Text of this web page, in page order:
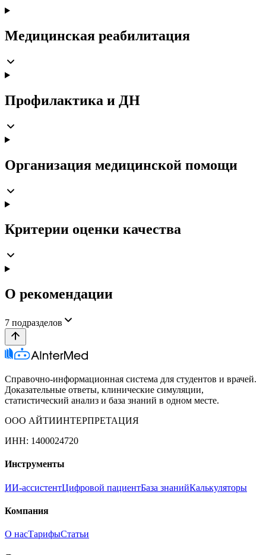
Медицинская реабилитация
Профилактика и ДН
Организация медицинской помощи
Критерии оценки качества
О рекомендации
7 подразделов
Справочно-информационная система для студентов и врачей.
Доказательные ответы, клинические симуляции,
статистический анализ и база знаний в одном месте.
ООО АЙТИИНТЕРПРЕТАЦИЯ
ИНН: 1400024720
Инструменты
ИИ-ассистентЦифровой пациентБаза знанийКалькуляторы
Компания
О насТарифыСтатьи